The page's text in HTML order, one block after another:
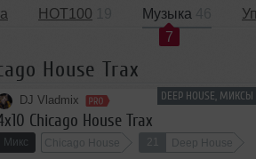
HOT100
Музыка
7
House Trax
DEEP HOUSE,
DJ Vladmix
Chicago House Trax
Микс Chicago House 21 Deep House